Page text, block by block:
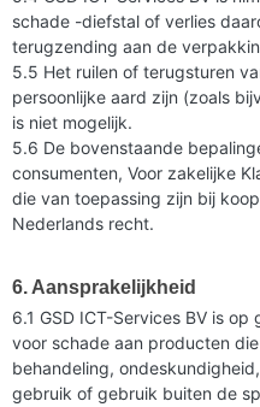
schade -diefstal of verlies
terugzending aan de
5.5 Het ruilen of terugsturen
persoonlijke aard zijn (zoals
is niet mogelijk.
5.6 De bovenstaande
consumenten, Voor zakelijke
die van toepassing zijn bij
Nederlands recht.
6. Aansprakelijkheid
6.1 GSD ICT-Services BV is
voor schade aan producten
behandeling,
gebruik of gebruik buiten de